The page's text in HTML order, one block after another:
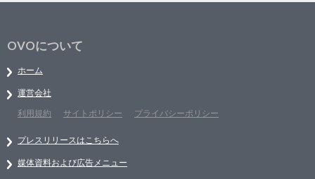
OVOについて
ホーム
運営会社
利用規約
サイトポリシー プライバシーポリシー
プレスリリースはこちらへ
媒体資料および広告メニュー